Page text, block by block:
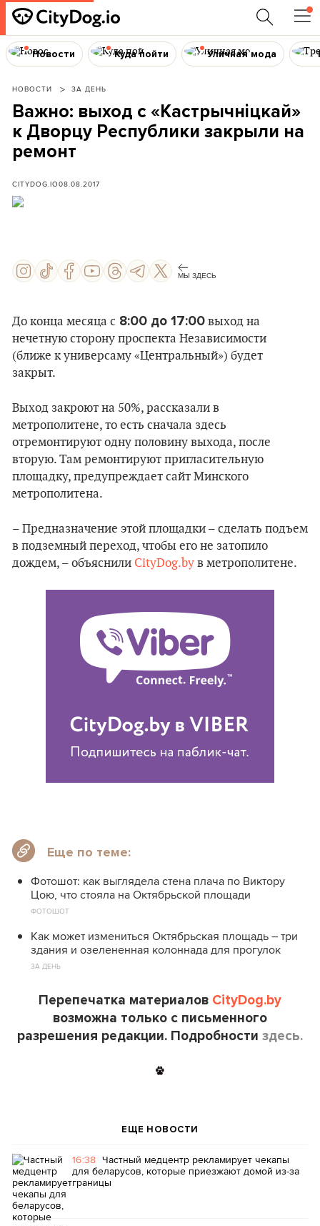
Новости Куда пойти Уличная мода
НОВОСТИ ЗА ДЕНЬ
Важно: выход с «Кастрычніцкай»
к Дворцу Республики закрыли на
ремонт
CITYDOG.IO08.08.2017
МЫ ЗДЕСЬ
До конца месяца с 8:00 до 17:00 выход на
нечетную сторону проспекта Независимости
(ближе к универсаму «Центральный») будет
закрыт.
Выход закроют на 50%, рассказали в
метрополитене, то есть сначала здесь
отремонтируют одну половину выхода, после
вторую. Там ремонтируют пригласительную
площадку, предупреждает сайт Минского
метрополитена.
– Предназначение этой площадки – сделать подъем
в подземный переход, чтобы его не затопило
дождем, – объяснили CityDog.by в метрополитене.
Еще по теме:
Фотошот: как выглядела стена плача по Виктору
Цою, что стояла на Октябрьской площади
ФОТОШОТ
Как может измениться Октябрьская площадь – три
здания и озелененная колоннада для прогулок
ЗА ДЕНЬ
Перепечатка материалов CityDog.by
возможна только с письменного
разрешения редакции. Подробности здесь.
ЕЩЕ НОВОСТИ
16:38 Частный медцентр рекламирует чекапы
для беларусов, которые приезжают домой из-за
границы